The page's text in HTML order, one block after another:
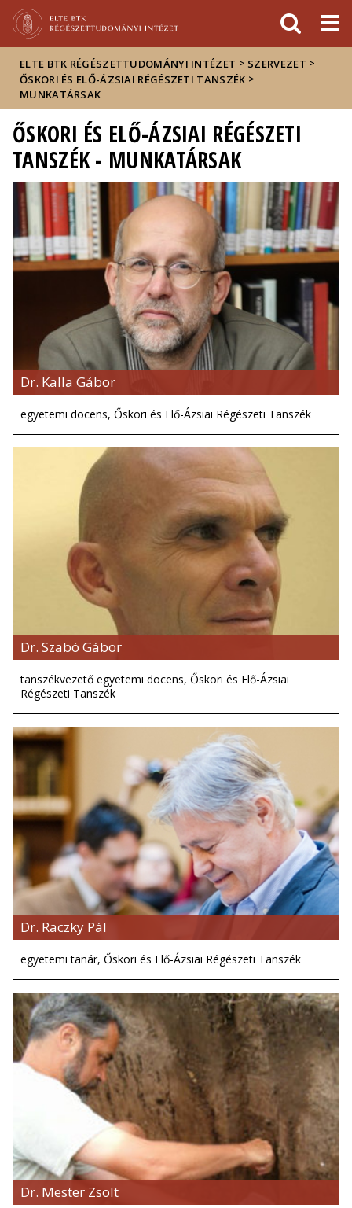
sajtóban
ELTE BTK RÉGÉSZETTUDOMÁNYI INTÉZET > SZERVEZET >
ŐSKORI ÉS ELŐ-ÁZSIAI RÉGÉSZETI TANSZÉK >
MUNKATÁRSAK
ŐSKORI ÉS ELŐ-ÁZSIAI RÉGÉSZETI
TANSZÉK - MUNKATÁRSAK
Dr. Kalla Gábor
egyetemi docens, Őskori és Elő-Ázsiai Régészeti Tanszék
Dr. Szabó Gábor
tanszékvezető egyetemi docens, Őskori és Elő-Ázsiai
Régészeti Tanszék
Dr. Raczky Pál
egyetemi tanár, Őskori és Elő-Ázsiai Régészeti Tanszék
Dr. Mester Zsolt